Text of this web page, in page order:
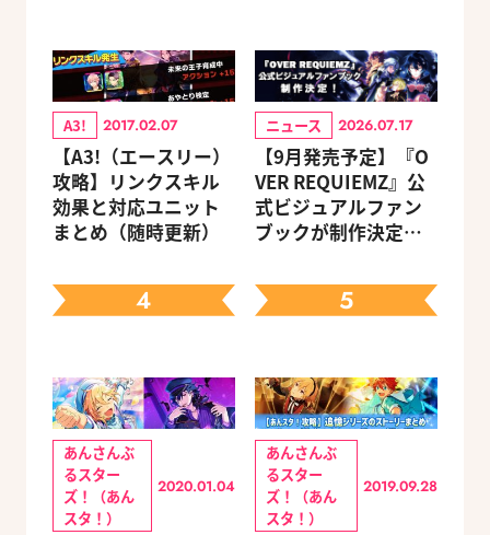
A3! 2017.02.07
【A3!（エースリー）
攻略】リンクスキル
効果と対応ユニット
まとめ（随時更新）
ニュース 2026.07.17
【9月発売予定】『O
VER REQUIEMZ』公
式ビジュアルファン
ブックが制作決定！
る豪華グッズ付き限
定セットも同時発売
4
あんさんぶ
るスター
ズ！（あん
スタ！）
2020.01.04
5
あんさんぶ
るスター
ズ！（あん
スタ！）
2019.09.28